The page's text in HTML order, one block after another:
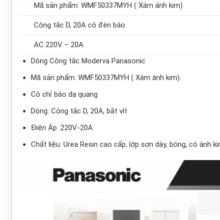
Mã sản phẩm: WMF50337MYH ( Xám ánh kim)
Công tắc D, 20A có đèn báo.
AC 220V – 20A
Dòng Công tắc Moderva Panasonic
Mã sản phẩm: WMF50337MYH ( Xám ánh kim).
Có chỉ báo dạ quang
Dòng: Công tắc D, 20A, bắt vít
Điện Áp :220V-20A
Chất liệu: Urea Resin cao cấp, lớp sơn dày, bóng, có ánh